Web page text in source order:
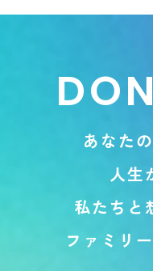
DON
あ な たの
人生
私た ち と
フ ァ ミ リ ー